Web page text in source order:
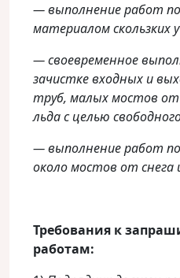
— выполнение работ
материалом скользких
— своевременное
зачистке входных и
труб, малых мостов
льда с целью
— выполнение работ
около мостов от снега
Требования к
работам: